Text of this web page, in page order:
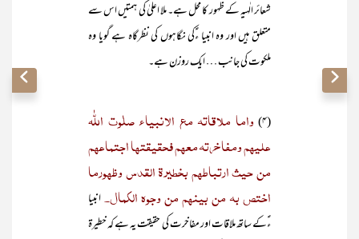
شعائر الٰہیہ کے ظہور کا محل ہے۔ ملا اعلیٰ کی ہمتیں اس سے
متعلق ہیں اور وہ انبیا ءؑکی نگاہوں کی نظرگاہ ہے گویا وہ
ملکوت کی جانب … ایک روزن ہے۔
(۴) واما ملاقاتہ مع الانبیاء صلٰوت اللّٰہ
علیھم ومفاخرتہ معھم فحقیقتھا اجتماعھم
من حیث ارتباطھم بخطیرۃ القدس وظھورما
اختص بہ من بینھم من وجوہ الکمال۔انبیا
ءؑکے ساتھ ملاقات اور مفاخرت کی حقیقت یہ ہے کہ خطیرۃ